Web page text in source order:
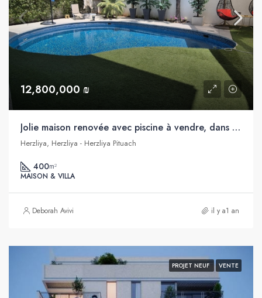
12,800,000 ₪
Jolie maison renovée avec piscine à vendre, dans le quartier très recherché de Herzliya Pituah
Herzliya, Herzliya - Herzliya Pituach
400m²
MAISON & VILLA
Deborah Avivi il y a1 an
PROJET NEUF VENTE